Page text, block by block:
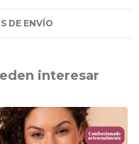
DE ENVÍO
interesar